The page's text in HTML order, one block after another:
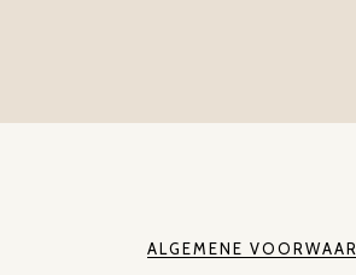
ALGEMENE